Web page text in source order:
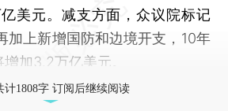
美元。减支方面，众议院标记
加上新增国防和边境开支，10年
加3.2万亿美元。
计1808字 订阅后继续阅读